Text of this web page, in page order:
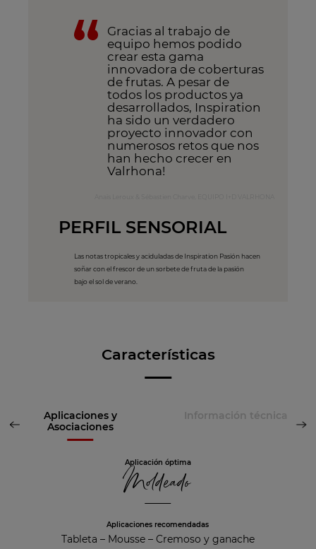
Gracias al trabajo de
equipo hemos podido
crear esta gama
innovadora de coberturas
de frutas. A pesar de
todos los productos ya
desarrollados, Inspiration
ha sido un verdadero
proyecto innovador con
numerosos retos que nos
han hecho crecer en
Valrhona!
PERFIL SENSORIAL
Las notas tropicales y aciduladas de Inspiration Pasión hacen
soñar con el frescor de un sorbete de fruta de la pasión
bajo el sol de verano.
Características
Aplicaciones y
Asociaciones
Información técnica
Aplicación óptima
Moldeado
Aplicaciones recomendadas
Tableta – Mousse– Cremoso y ganache